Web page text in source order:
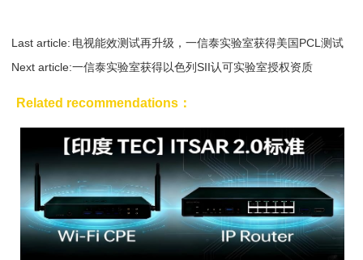
Last article: 电视能效测试再升级，一信泰实验室获得美国PCL测试
实验室资质...
Next article:一信泰实验室获得以色列SII认可实验室授权资质
Related recommendations：